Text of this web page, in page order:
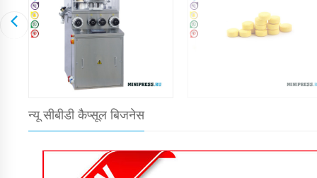
न्यू सीबीडी कैप्सूल बिजनेस